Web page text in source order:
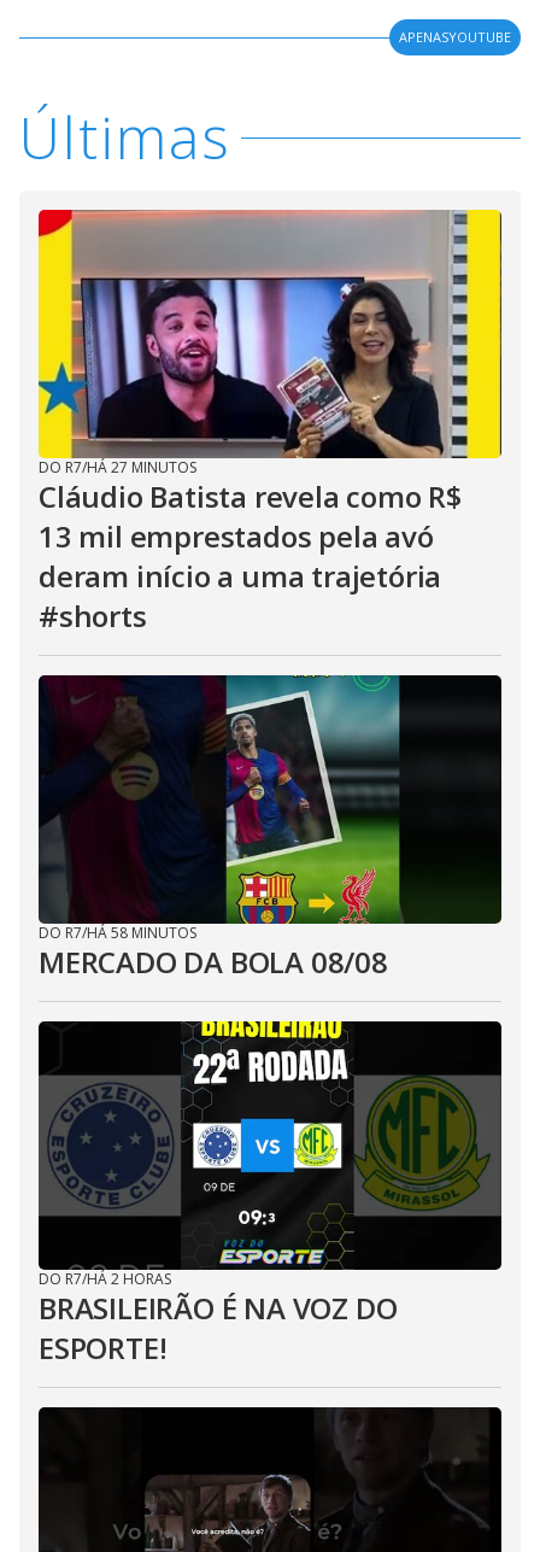
APENASYOUTUBE
Últimas
DO R7/HÁ 27 MINUTOS
Cláudio Batista revela como R$
13 mil emprestados pela avó
deram início a uma trajetória
#shorts
DO R7/HÁ 58 MINUTOS
MERCADO DA BOLA 08/08
DO R7/HÁ 2 HORAS
BRASILEIRÃO É NA VOZ DO
ESPORTE!